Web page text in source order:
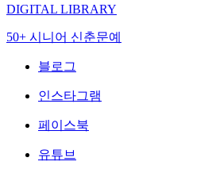
DIGITAL LIBRARY
50+ 시니어 신춘문예
블로그
인스타그램
페이스북
유튜브